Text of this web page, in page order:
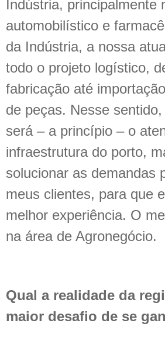
Indústria, principalmente
automobilístico e
da Indústria, a nossa
todo o projeto logístico,
fabricação até
de peças. Nesse
será – a princípio – o
infraestrutura do porto,
solucionar as demandas
meus clientes, para que
melhor experiência. O
na área de Agronegócio.
Qual a realidade da
maior desafio de se